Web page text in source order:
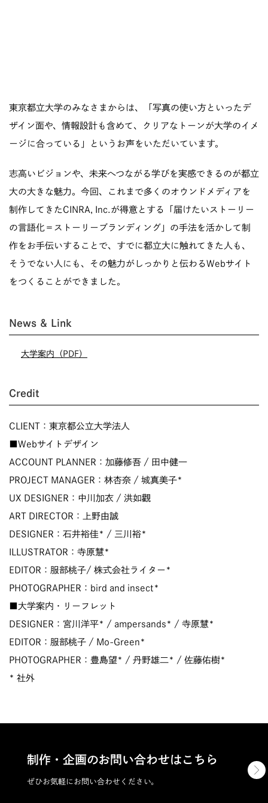
東京都立大学のみなさまからは、「写真の使い方といったデ
ザイン面や、情報設計も含めて、クリアなトーンが大学のイメ
ージに合っている」というお声をいただいています。
志高いビジョンや、未来へつながる学びを実感できるのが都立
大の大きな魅力。今回、これまで多くのオウンドメディアを
制作してきたCINRA, Inc.が得意とする「届けたいストーリー
の言語化＝ストーリーブランディング」の手法を活かして制
作をお手伝いすることで、すでに都立大に触れてきた人も、
そうでない人にも、その魅力がしっかりと伝わるWebサイト
をつくることができました。
News & Link
大学案内（PDF）
Credit
CLIENT：東京都公立大学法人
■Webサイトデザイン
ACCOUNT PLANNER：加藤修吾 / 田中健一
PROJECT MANAGER：林杏奈 / 城真美子*
UX DESIGNER：中川加衣 / 洪如觀
ART DIRECTOR：上野由誠
DESIGNER：石井裕佳* / 三川裕*
ILLUSTRATOR：寺原慧*
EDITOR：服部桃子/ 株式会社ライター*
PHOTOGRAPHER：bird and insect*
■大学案内・リーフレット
DESIGNER：宮川洋平* / ampersands* / 寺原慧*
EDITOR：服部桃子 / Mo-Green*
PHOTOGRAPHER：豊島望* / 丹野雄二* / 佐藤佑樹*
* 社外
制作・企画のお問い合わせはこちら
ぜひお気軽にお問い合わせください。